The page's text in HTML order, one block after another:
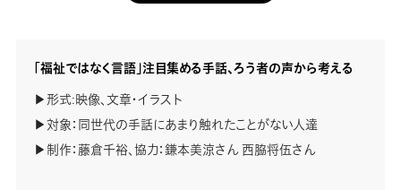
「福祉ではなく言語」注目集める手話、ろう者の声から考える
▶︎形式:映像、文章・イラスト
▶︎対象：同世代の手話にあまり触れたことがない人達
▶︎制作：藤倉千裕、協力：鎌本美涼さん 西脇将伍さん